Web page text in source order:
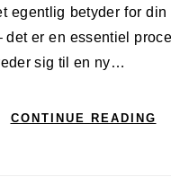
er en essentiel
sig til en ny…
CONTINUE READING